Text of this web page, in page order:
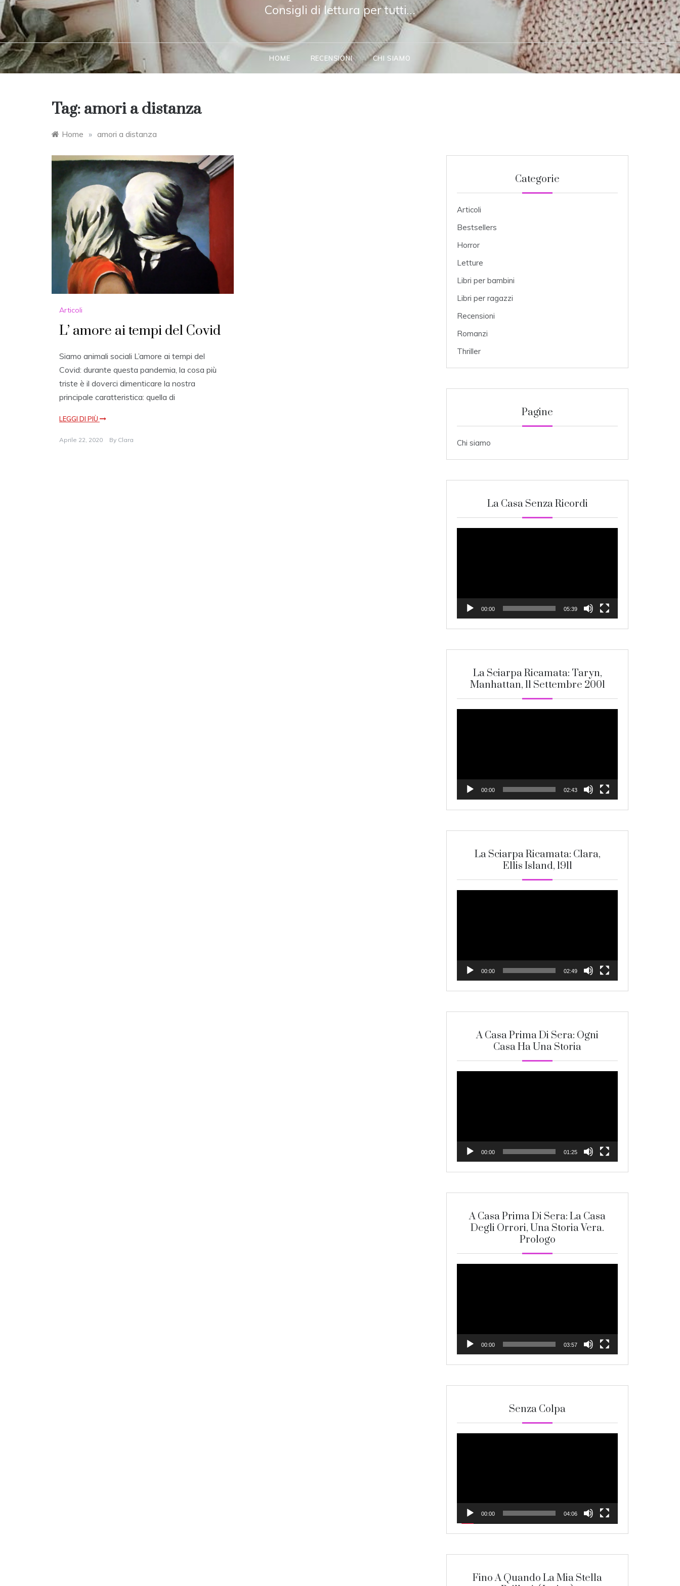
Consigli di lettura per tutti…
HOME RECENSIONI CHI SIAMO
Tag: amori a distanza
Home » amori a distanza
Articoli
L’ amore ai tempi del Covid
Siamo animali sociali L’amore ai tempi del
Covid: durante questa pandemia, la cosa più
triste è il doverci dimenticare la nostra
principale caratteristica: quella di
LEGGI DI PIÙ
Aprile 22, 2020 By Clara
Categorie
Articoli
Bestsellers
Horror
Letture
Libri per bambini
Libri per ragazzi
Recensioni
Romanzi
Thriller
Pagine
Chi siamo
La Casa Senza Ricordi
00:00 05:39
La Sciarpa Ricamata: Taryn,
Manhattan, 11 Settembre 2001
00:00 02:43
La Sciarpa Ricamata: Clara,
Ellis Island, 1911
00:00 02:49
A Casa Prima Di Sera: Ogni
Casa Ha Una Storia
00:00 01:25
A Casa Prima Di Sera: La Casa
Degli Orrori, Una Storia Vera.
Prologo
00:00 03:57
Senza Colpa
00:00 04:06
Fino A Quando La Mia Stella